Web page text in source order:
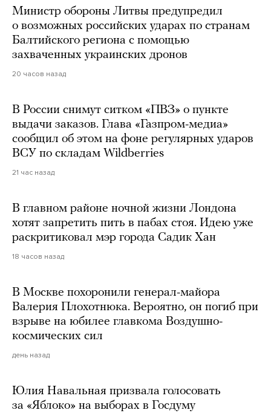
Министр обороны Литвы предупредил
о возможных российских ударах по странам
Балтийского региона с помощью
захваченных украинских дронов
20 часов назад
В России снимут ситком «ПВЗ» о пункте
выдачи заказов. Глава «Газпром-медиа»
сообщил об этом на фоне регулярных ударов
ВСУ по складам Wildberries
21 час назад
В главном районе ночной жизни Лондона
хотят запретить пить в пабах стоя. Идею уже
раскритиковал мэр города Садик Хан
18 часов назад
В Москве похоронили генерал-майора
Валерия Плохотнюка. Вероятно, он погиб при
взрыве на юбилее главкома Воздушно-
космических сил
день назад
Юлия Навальная призвала голосовать
за «Яблоко» на выборах в Госдуму